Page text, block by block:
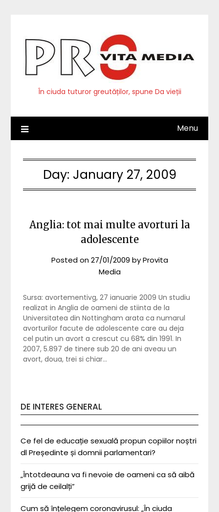
În ciuda tuturor greutăților, spune Da vieții
Menu
Day: January 27, 2009
Anglia: tot mai multe avorturi la
adolescente
Posted on27/01/2009 byProvita
Media
Sursa: avortementivg, 27 ianuarie 2009 Un studiu
realizat in Anglia de oameni de stiinta de la
Universitatea din Nottingham arata ca numarul
avorturilor facute de adolescente care au deja
cel putin un avort a crescut cu 68% din 1991. In
2007, 5.897 de tinere sub 20 de ani aveau un
avort, doua, trei si chiar…
DE INTERES GENERAL
Ce fel de educație sexuală propun copiilor noștri
dl Președinte și domnii parlamentari?
„Întotdeauna va fi nevoie de oameni ca să aibă
grijă de ceilalți”
Cum să înțelegem coronavirusul: „În ciuda